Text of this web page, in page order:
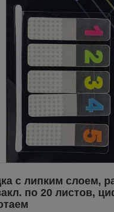
с липким слоем,
по 20 листов,